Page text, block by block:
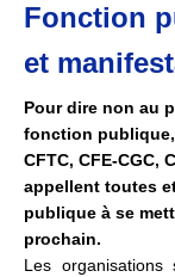
Fonction
et
Pour dire non au
fonction
CFTC, CFE-CGC,
appellent toutes
publique à se
prochain.
Les orga­ni­sa­tions